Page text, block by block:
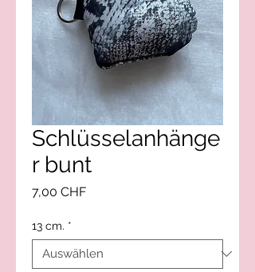
Schlüsselanhänge
r bunt
7,00 CHFPreis
13 cm. *